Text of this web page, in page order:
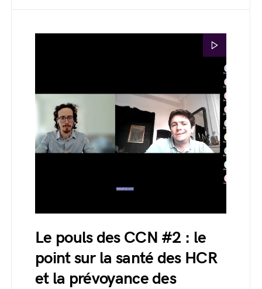
Le pouls des CCN #2 : le
point sur la santé des HCR
et la prévoyance des